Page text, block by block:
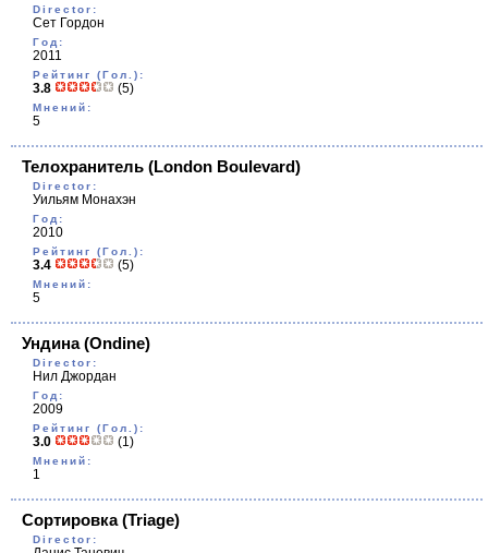
Director:
Сет Гордон
Год:
2011
Рейтинг (Гол.):
3.8 (5)
Мнений:
5
Телохранитель (London Boulevard)
Director:
Уильям Монахэн
Год:
2010
Рейтинг (Гол.):
3.4 (5)
Мнений:
5
Ундина(Ondine)
Director:
Нил Джордан
Год:
2009
Рейтинг (Гол.):
3.0 (1)
Мнений:
1
Сортировка(Triage)
Director: